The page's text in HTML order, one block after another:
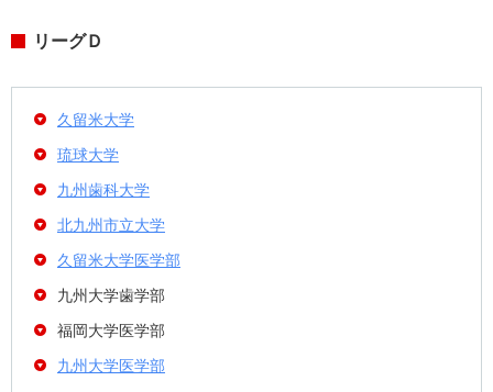
リーグＤ
久留米大学
琉球大学
九州歯科大学
北九州市立大学
久留米大学医学部
九州大学歯学部
福岡大学医学部
九州大学医学部